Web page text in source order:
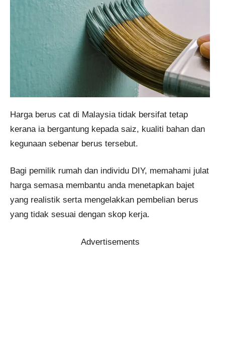
Harga berus cat di Malaysia tidak bersifat tetap
kerana ia bergantung kepada saiz, kualiti bahan dan
kegunaan sebenar berus tersebut.
Bagi pemilik rumah dan individu DIY, memahami julat
harga semasa membantu anda menetapkan bajet
yang realistik serta mengelakkan pembelian berus
yang tidak sesuai dengan skop kerja.
Advertisements